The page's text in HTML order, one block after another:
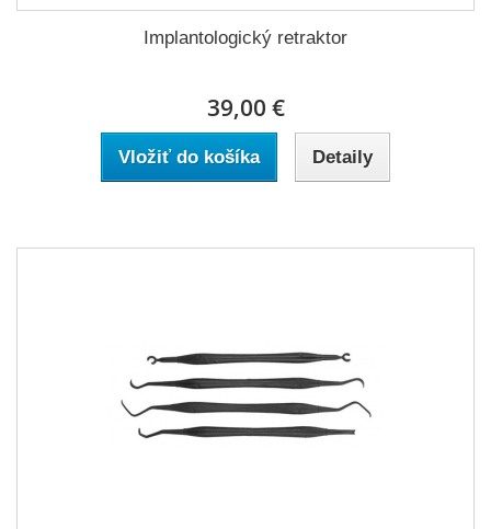
Implantologický retraktor
39,00 €
Vložiť do košíka Detaily